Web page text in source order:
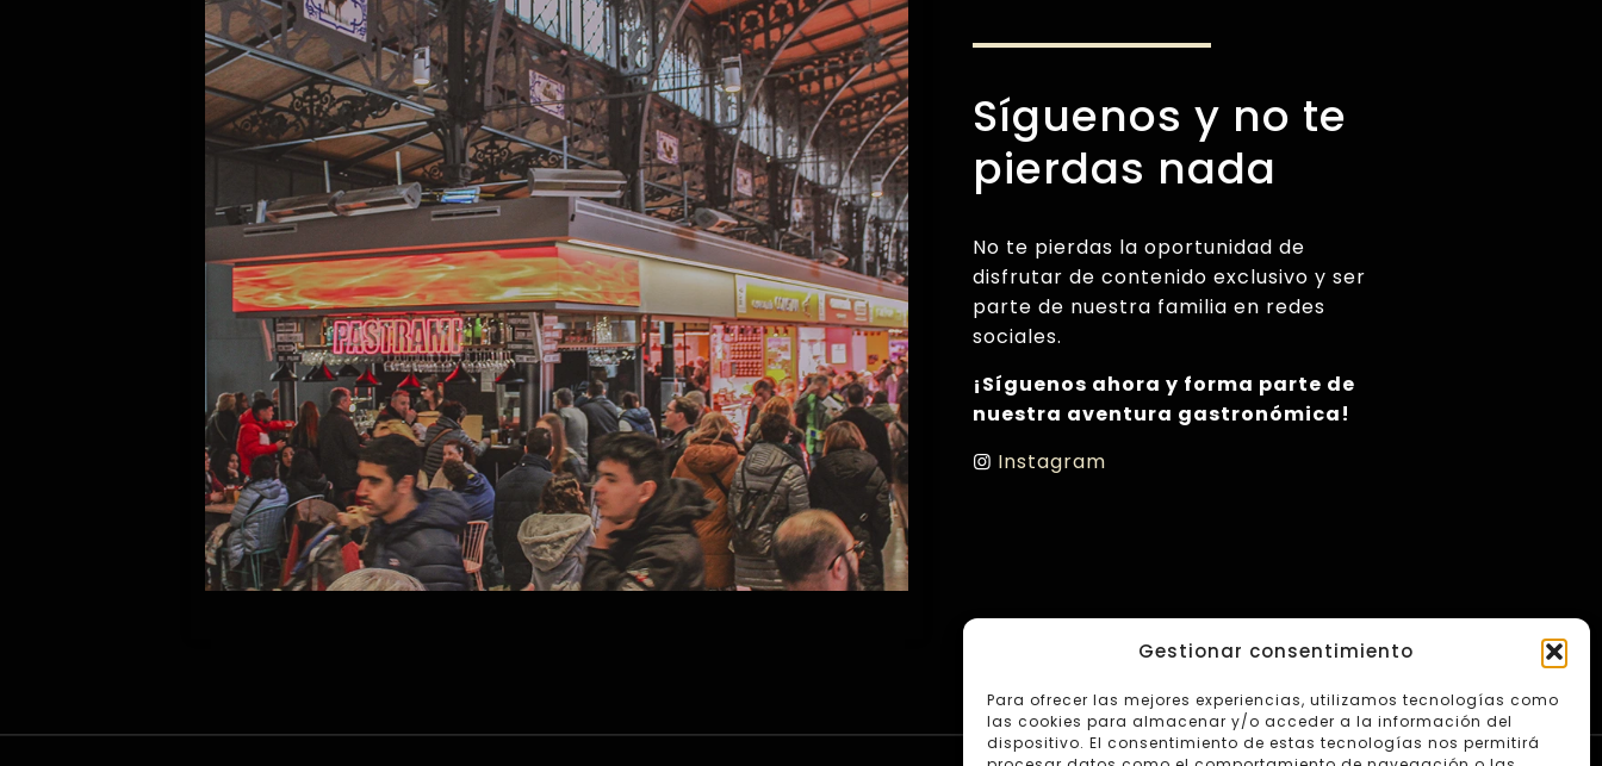
Gestionar consentimiento
Para ofrecer las mejores experiencias, utilizamos tecnologías como
las cookies para almacenar y/o acceder a la información del
dispositivo. El consentimiento de estas tecnologías nos permitirá
Síguenos y no te
pierdas nada
No te pierdas la oportunidad de
disfrutar de contenido exclusivo y ser
parte de nuestra familia en redes
sociales.
¡Síguenos ahora y forma parte de
nuestra aventura gastronómica!
Instagram